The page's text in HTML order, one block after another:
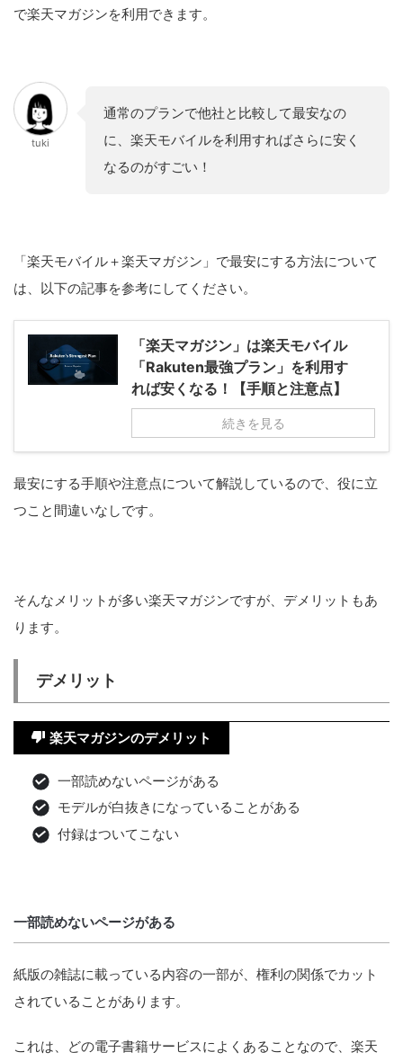
で楽天マガジンを利用できます。
tuki
通常のプランで他社と比較して最安なの
に、楽天モバイルを利用すればさらに安く
なるのがすごい！
「楽天モバイル＋楽天マガジン」で最安にする方法について
は、以下の記事を参考にしてください。
「楽天マガジン」は楽天モバイル
「Rakuten最強プラン」を利用す
れば安くなる！【手順と注意点】
続きを見る
最安にする手順や注意点について解説しているので、役に立
つこと間違いなしです。
そんなメリットが多い楽天マガジンですが、デメリットもあ
ります。
デメリット
楽天マガジンのデメリット
一部読めないページがある
モデルが白抜きになっていることがある
付録はついてこない
一部読めないページがある
紙版の雑誌に載っている内容の一部が、権利の関係でカット
されていることがあります。
これは、どの電子書籍サービスによくあることなので、楽天